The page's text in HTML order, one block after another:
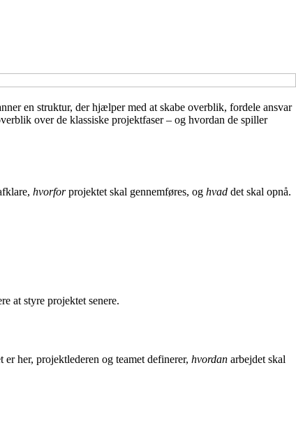
en struktur, der hjælper med at skabe overblik, fordele ansvar
over de klassiske projektfaser – og hvordan de spiller
hvorforprojektet skal gennemføres, og hvad det skal opnå.
at styre projektet senere.
her, projektlederen og teamet definerer, hvordan arbejdet skal